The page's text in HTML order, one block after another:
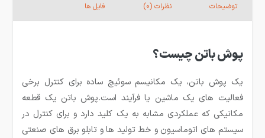
توضیحات نظرات (0) فایل ها
پوش باتن چیست؟
یک پوش باتن، یک مکانیسم سوئیچ ساده برای کنترل برخی
فعالیت های یک ماشین یا فرآیند است.پوش باتن یک قطعه
مکانیکی که عملکردی مشابه به یک کلید دارد و برای کنترل در
سیستم های اتوماسیون و خط تولید ها و تابلو برق های صنعتی